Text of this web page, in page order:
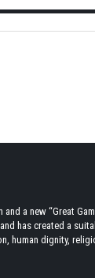
a new “Great
has created a
human dignity,